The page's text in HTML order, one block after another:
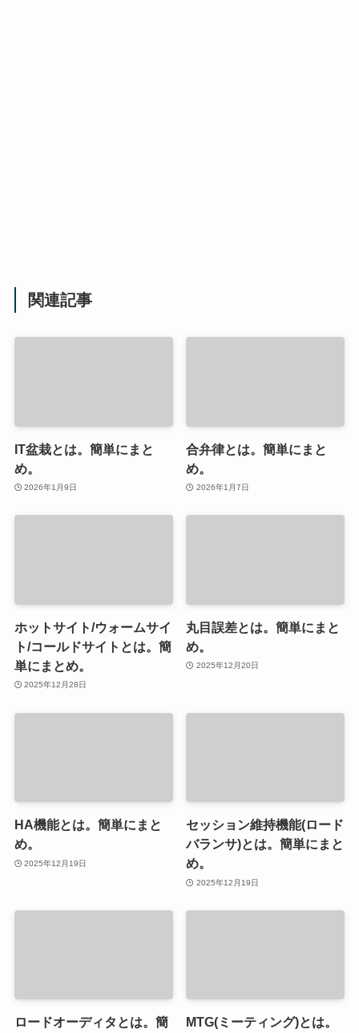
関連記事
IT盆栽とは。簡単にまと
め。
2026年1月9日
合弁律とは。簡単にまと
め。
2026年1月7日
ホットサイト/ウォームサイ
ト/コールドサイトとは。簡
単にまとめ。
2025年12月28日
丸目誤差とは。簡単にまと
め。
2025年12月20日
HA機能とは。簡単にまと
め。
2025年12月19日
セッション維持機能(ロード
バランサ)とは。簡単にまと
め。
2025年12月19日
ロードオーディタとは。簡
MTG(ミーティング)とは。